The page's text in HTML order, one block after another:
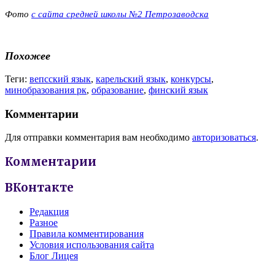
Фото с сайта средней школы №2 Петрозаводска
Похожее
Теги: вепсский язык, карельский язык, конкурсы,
минобразования рк, образование, финский язык
Комментарии
Для отправки комментария вам необходимо авторизоваться.
Комментарии
ВКонтакте
Редакция
Разное
Правила комментирования
Условия использования сайта
Блог Лицея